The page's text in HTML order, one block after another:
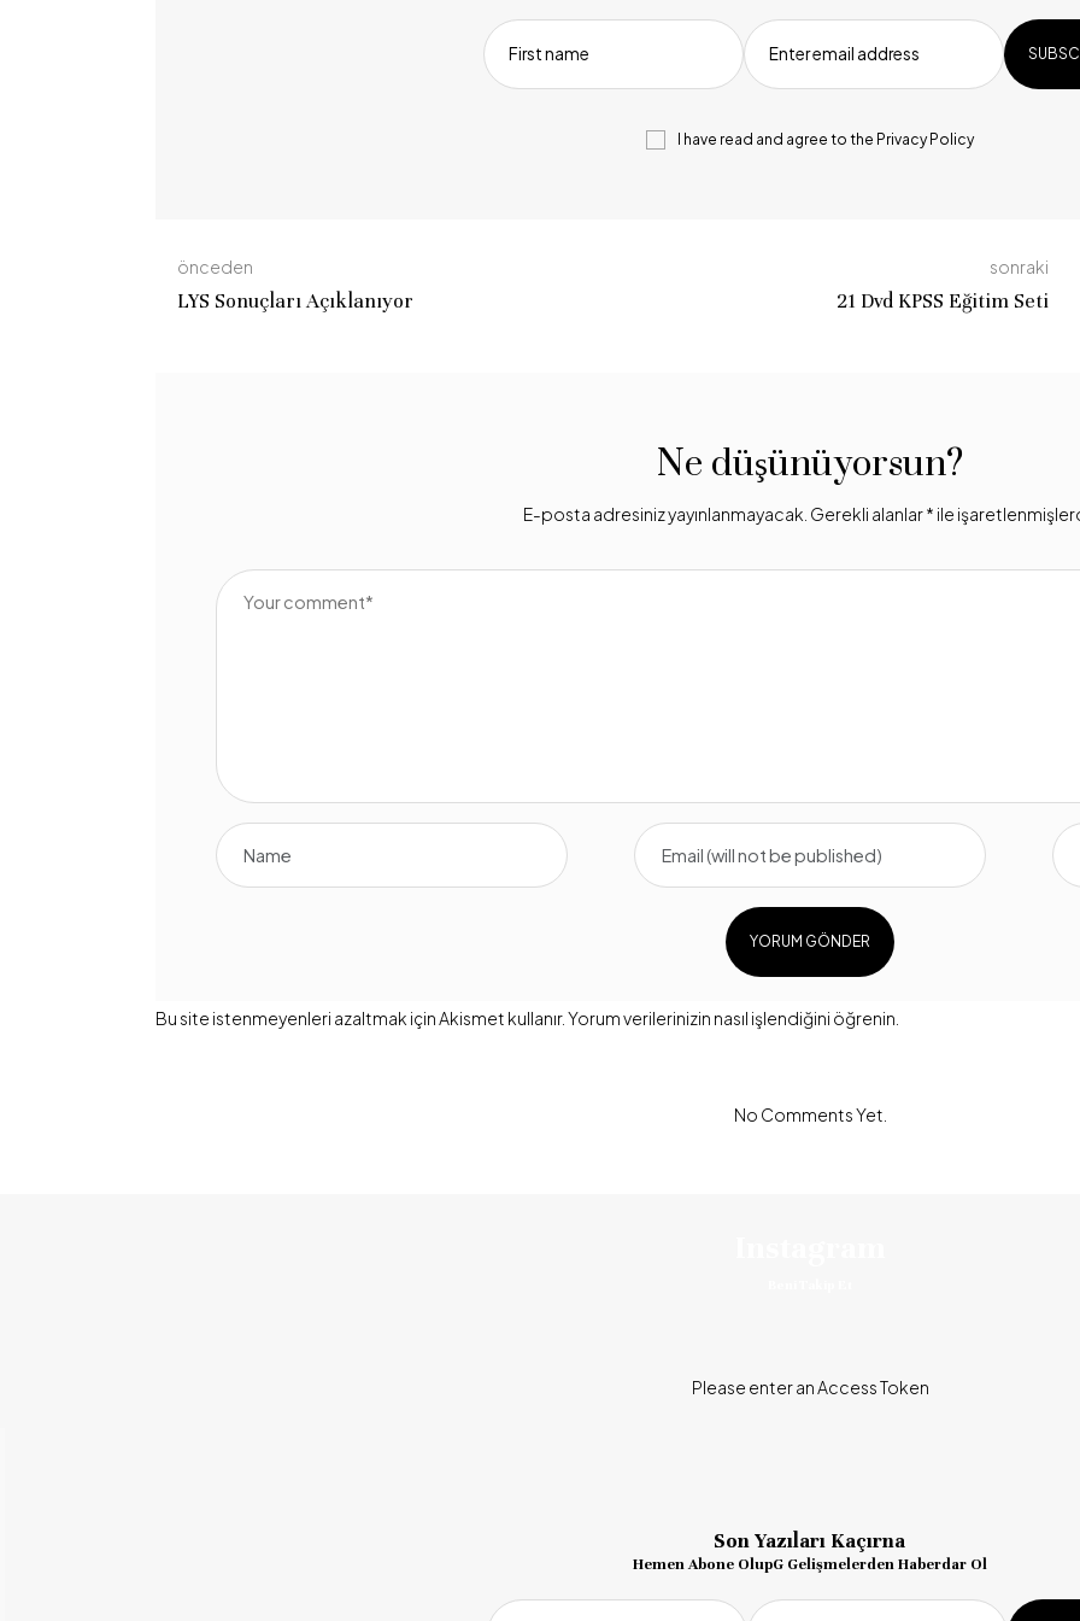
First name Enter email address
I have read and agree to the Privacy Policy
önceden
LYS Sonuçları Açıklanıyor
sonraki
21 Dvd KPSS Eğitim Seti
Ne düşünüyorsun?
E-posta adresiniz yayınlanmayacak. Gerekli alanlar* ile
Bu site istenmeyenleri azaltmak için Akismet kullanır.Yorum verilerinizin nasıl işlendiğini öğrenin.
No Comments Yet.
Please enter an Access Token
Son Yazıları Kaçırna
Hemen Abone OlupG Gelişmelerden Haberdar Ol